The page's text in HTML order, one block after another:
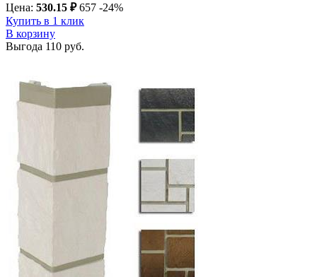
Цена: 530.15 ₽ 657 -24%
Купить в 1 клик
В корзину
Выгода 110 руб.